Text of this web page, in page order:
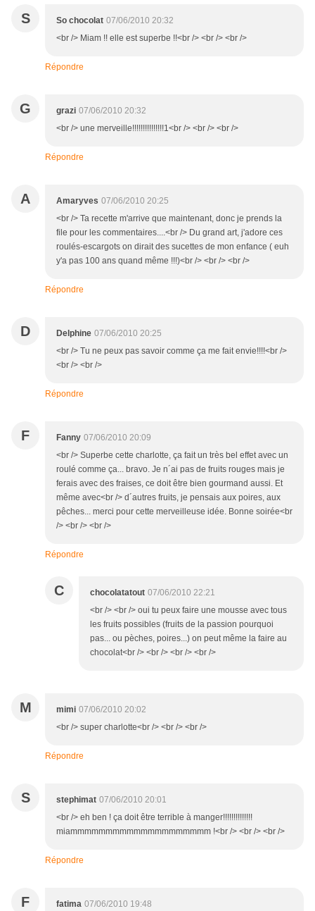
S So chocolat 07/06/2010 20:32
<br /> Miam !! elle est superbe !!<br /> <br /> <br />
Répondre
G grazi 07/06/2010 20:32
<br /> une merveille!!!!!!!!!!!!!!!1<br /> <br /> <br />
Répondre
A Amaryves 07/06/2010 20:25
<br /> Ta recette m'arrive que maintenant, donc je prends la
file pour les commentaires....<br /> Du grand art, j'adore ces
roulés-escargots on dirait des sucettes de mon enfance ( euh
y'a pas 100 ans quand même !!!)<br /> <br /> <br />
Répondre
D Delphine 07/06/2010 20:25
<br /> Tu ne peux pas savoir comme ça me fait envie!!!!<br />
<br /> <br />
Répondre
F Fanny 07/06/2010 20:09
<br /> Superbe cette charlotte, ça fait un très bel effet avec un
roulé comme ça... bravo. Je n´ai pas de fruits rouges mais je
ferais avec des fraises, ce doit être bien gourmand aussi. Et
même avec<br /> d´autres fruits, je pensais aux poires, aux
pêches... merci pour cette merveilleuse idée. Bonne soirée<br
/> <br /> <br />
Répondre
C chocolatatout 07/06/2010 22:21
<br /> <br /> oui tu peux faire une mousse avec tous
les fruits possibles (fruits de la passion pourquoi
pas... ou pèches, poires...) on peut même la faire au
chocolat<br /> <br /> <br /> <br />
M mimi 07/06/2010 20:02
<br /> super charlotte<br /> <br /> <br />
Répondre
S stephimat 07/06/2010 20:01
<br /> eh ben ! ça doit être terrible à manger!!!!!!!!!!!!!!
miammmmmmmmmmmmmmmmmmmm !<br /> <br /> <br />
Répondre
F fatima 07/06/2010 19:48